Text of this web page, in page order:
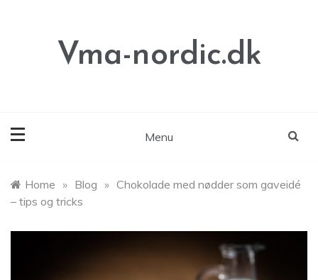
Vma-nordic.dk
Menu
Home » Blog » Chokolade med nødder som gaveidé
– tips og tricks